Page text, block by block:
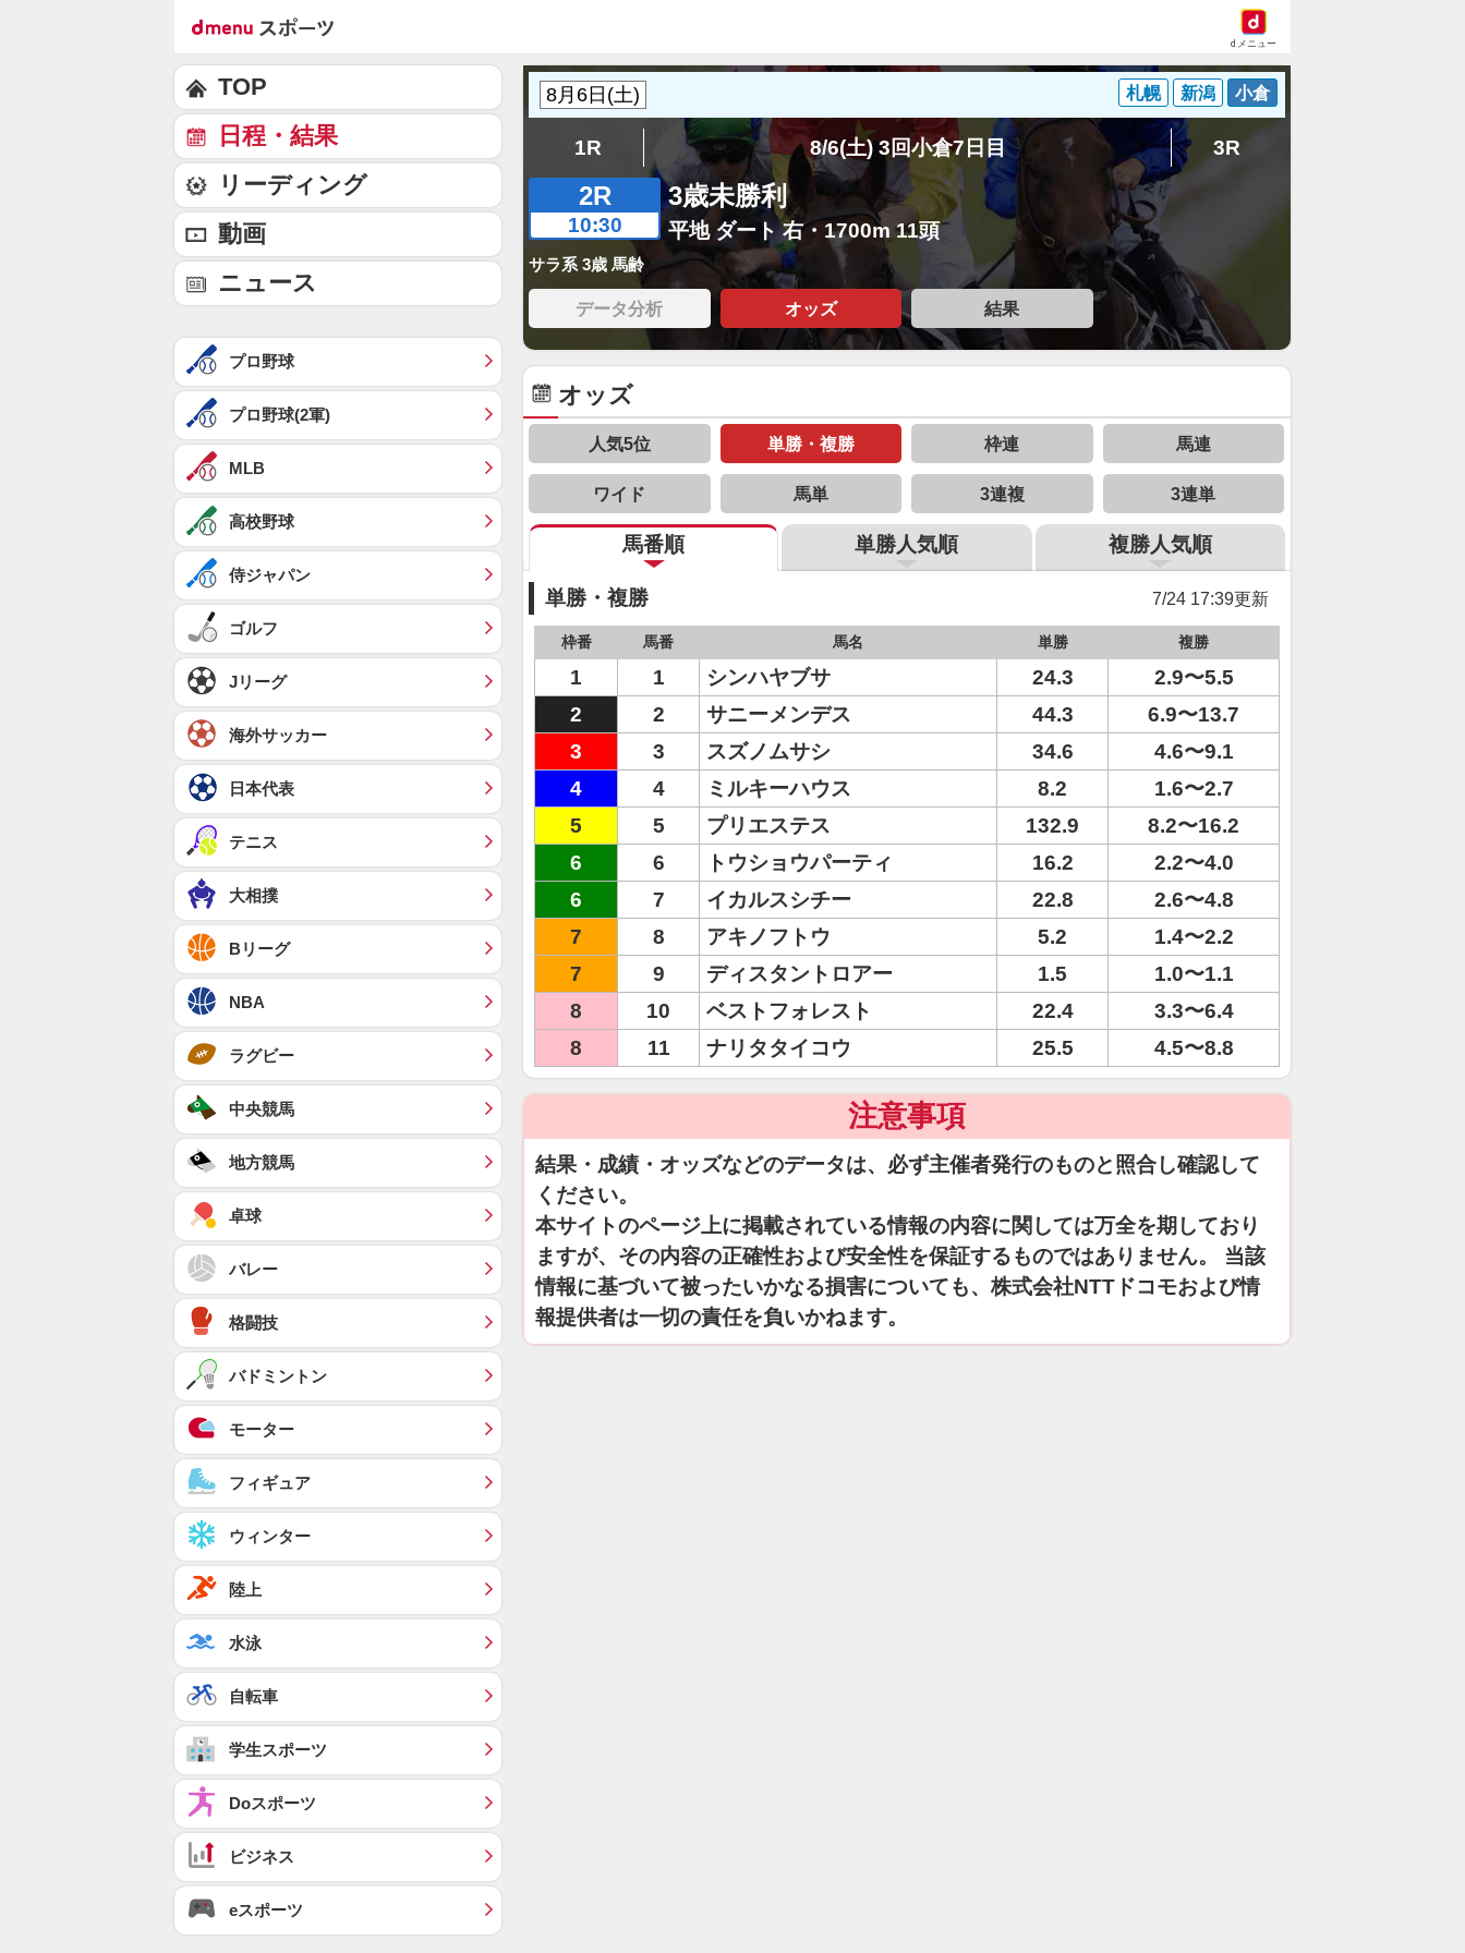
dメニュー
札幌 新潟 小倉
1R 8/6(土) 3回小倉7日目 3R
2R
10:30
3歳未勝利
平地 ダート 右・1700m 11頭
サラ系 3歳 馬齢
データ分析 オッズ 結果
オッズ
人気5位 単勝・複勝 枠連 馬連
ワイド 馬単 3連複 3連単
馬番順 単勝人気順 複勝人気順
単勝・複勝 7/24 17:39更新
枠番 馬番 馬名 単勝 複勝
1 1 シンハヤブサ 24.3
2.9〜5.5
2
2 サニーメンデス 44.3
6.9〜13.7
3
3 スズノムサシ 34.6
4.6〜9.1
4
4 ミルキーハウス 8.2
1.6〜2.7
5
5 プリエステス 132.9
8.2〜16.2
6
6 トウショウパーティ 16.2
2.2〜4.0
6
7 イカルスシチー 22.8
2.6〜4.8
7
8 アキノフトウ 5.2
1.4〜2.2
7
9 ディスタントロアー 1.5
1.0〜1.1
8
10 ベストフォレスト 22.4
3.3〜6.4
8
11 ナリタタイコウ 25.5 4.5〜8.8
注意事項
結果・成績・オッズなどのデータは、必ず主催者発行のものと照合し確認して
ください。
本サイトのページ上に掲載されている情報の内容に関しては万全を期しており
ますが、その内容の正確性および安全性を保証するものではありません。 当該
情報に基づいて被ったいかなる損害についても、株式会社NTTドコモおよび情
報提供者は一切の責任を負いかねます。
TOP
日程・結果
リーディング
動画
ニュース
プロ野球
プロ野球(2軍)
MLB
高校野球
侍ジャパン
ゴルフ
Jリーグ
海外サッカー
日本代表
テニス
大相撲
Bリーグ
NBA
ラグビー
中央競馬
地方競馬
卓球
バレー
格闘技
バドミントン
モーター
フィギュア
ウィンター
陸上
水泳
自転車
学生スポーツ
Doスポーツ
ビジネス
eスポーツ